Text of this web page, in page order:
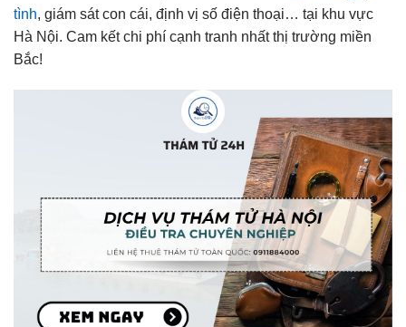
tình, giám sát con cái, định vị số điện thoại… tại khu vực
Hà Nội. Cam kết chi phí cạnh tranh nhất thị trường miền
Bắc!